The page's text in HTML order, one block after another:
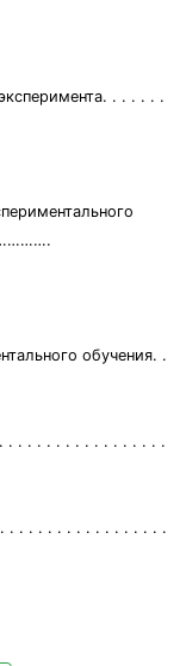
. . . . . .
обучения. .
. . . . . . . . . . . . . . . . .
. . . . . . . . . . . . . . . . .